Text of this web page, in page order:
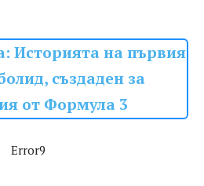
Историята на първия
създаден за
от Формула 3
Error9